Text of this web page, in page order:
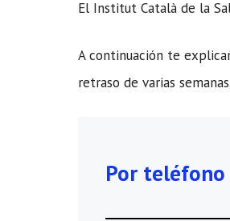
El Institut Català de la
A continuación te
retraso de varias semanas.
Por teléfono